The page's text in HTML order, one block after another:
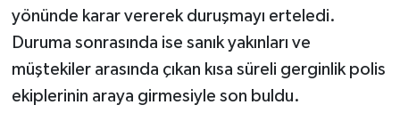
yönünde karar vererek duruşmayı erteledi.
Duruma sonrasında ise sanık yakınları ve
müştekiler arasında çıkan kısa süreli gerginlik polis
ekiplerinin araya girmesiyle son buldu.